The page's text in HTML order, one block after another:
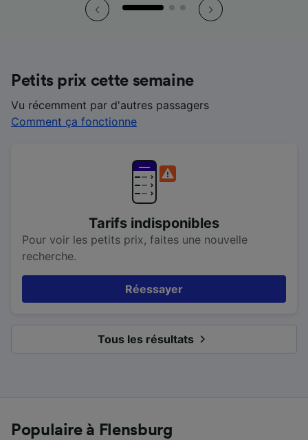
Petits prix cette semaine
Vu récemment par d'autres passagers
Comment ça fonctionne
Tarifs indisponibles
Pour voir les petits prix, faites une nouvelle
recherche.
Réessayer
Tous les résultats
Populaire à Flensburg